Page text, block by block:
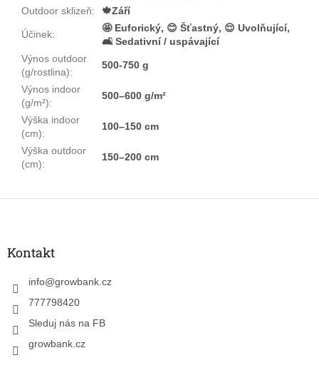
Outdoor sklizeň: 🍁Září
Účinek:
🤩 Euforický, 😊 Šťastný, 😌 Uvolňující,
🛋️ Sedativní / uspávající
Výnos outdoor
(g/rostlina):
500-750 g
Výnos indoor
(g/m²):
500–600 g/m²
Výška indoor
(cm):
100–150 cm
Výška outdoor
(cm):
150–200 cm
Z
Kontakt
info@growbank.cz
777798420
Sleduj nás na FB
growbank.cz